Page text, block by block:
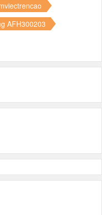
AFH300203